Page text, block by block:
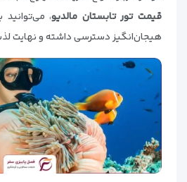
قیمت تور تابستان مالدیو، می‌توانید
هیجان‌انگیز دسترسی داشته و نهایت